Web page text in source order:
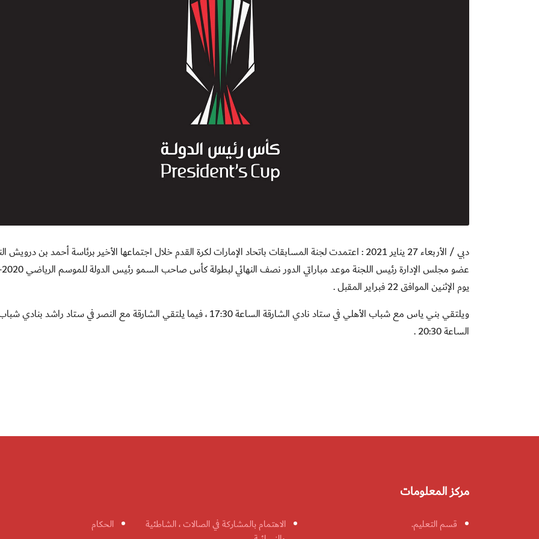
دبي / الأربعاء 27 يناير 2021 :
اعتمدت لجنة المسابقات باتحاد الإمارات لكرة القدم خلال اجتماعها الأخير برئاسة أحمد بن درويش
يوم الإثنين الموافق 22 فبراير المقبل .
ويلتقي بني ياس مع شباب الأهلي في ستاد نادي الشارقة الساعة 17:30 ، فيما يلتقي الشارقة مع النصر في ستاد راشد
الساعة 20:30 .
مركز المعلومات
قسم التعليم.
الاهتمام بالمشاركة في الصالات ، الشاطئية
الحكام